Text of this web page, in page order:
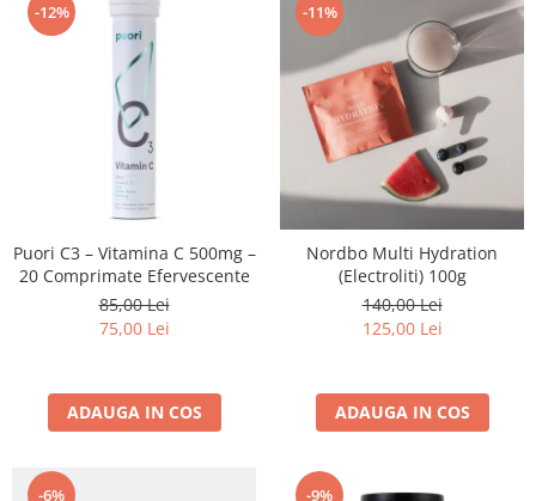
-12%
Puori C3 – Vitamina C 500mg –
20 Comprimate Efervescente
85,00 Lei
75,00 Lei
ADAUGA IN COS
-11%
Nordbo Multi Hydration
(Electroliti) 100g
140,00 Lei
125,00 Lei
ADAUGA IN COS
-6% -9%